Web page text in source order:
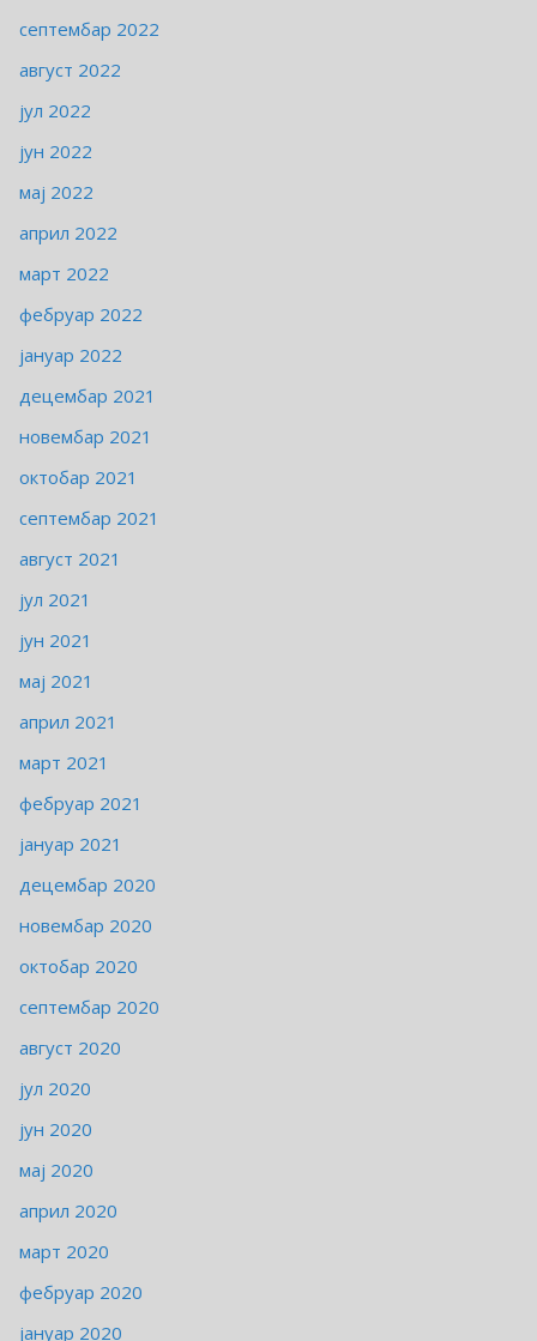
септембар 2022
август 2022
јул 2022
јун 2022
мај 2022
април 2022
март 2022
фебруар 2022
јануар 2022
децембар 2021
новембар 2021
октобар 2021
септембар 2021
август 2021
јул 2021
јун 2021
мај 2021
април 2021
март 2021
фебруар 2021
јануар 2021
децембар 2020
новембар 2020
октобар 2020
септембар 2020
август 2020
јул 2020
јун 2020
мај 2020
април 2020
март 2020
фебруар 2020
јануар 2020